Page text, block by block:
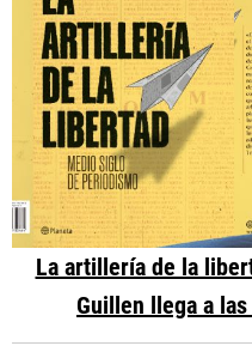
La artillería de la
Guillen llega a